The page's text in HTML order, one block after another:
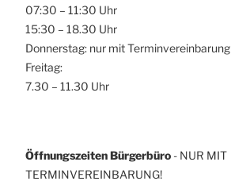
07:30 – 11:30 Uhr
15:30 – 18.30 Uhr
Donnerstag: nur mit Terminvereinbarung
Freitag:
7.30 – 11.30 Uhr
Öffnungszeiten Bürgerbüro - NUR MIT
TERMINVEREINBARUNG!